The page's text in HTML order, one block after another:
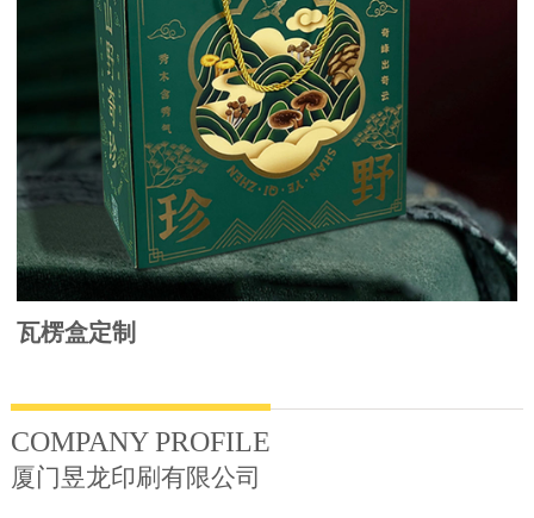
瓦楞盒定制
COMPANY PROFILE
厦门昱龙印刷有限公司